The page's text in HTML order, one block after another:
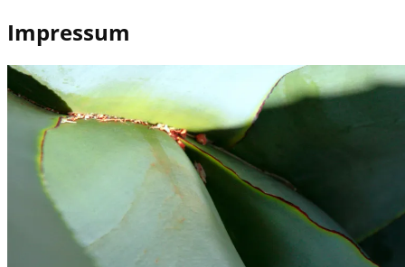
Impressum